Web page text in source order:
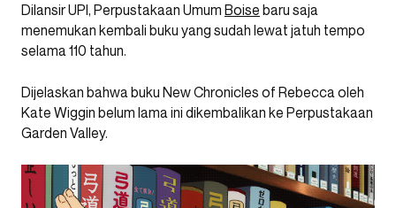
Dilansir UPI, Perpustakaan Umum Boise baru saja
menemukan kembali buku yang sudah lewat jatuh tempo
selama 110 tahun.
Dijelaskan bahwa buku New Chronicles of Rebecca oleh
Kate Wiggin belum lama ini dikembalikan ke Perpustakaan
Garden Valley.